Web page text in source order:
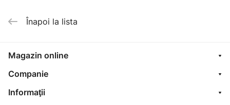
Înapoi la lista
Magazin online
Companie
Informaţii